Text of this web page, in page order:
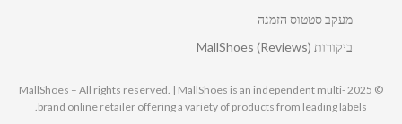
מעקב סטטוס הזמנה
ביקורות MallShoes (Reviews)
© 2025 MallShoes – All rights reserved. | MallShoes is an independent multi-
brand online retailer offering a variety of products from leading labels.